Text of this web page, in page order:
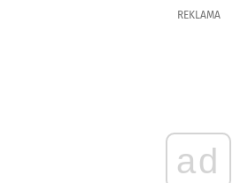
REKLAMA
ad